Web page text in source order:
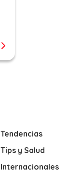
Tendencias
Tips y Salud
Internacionales